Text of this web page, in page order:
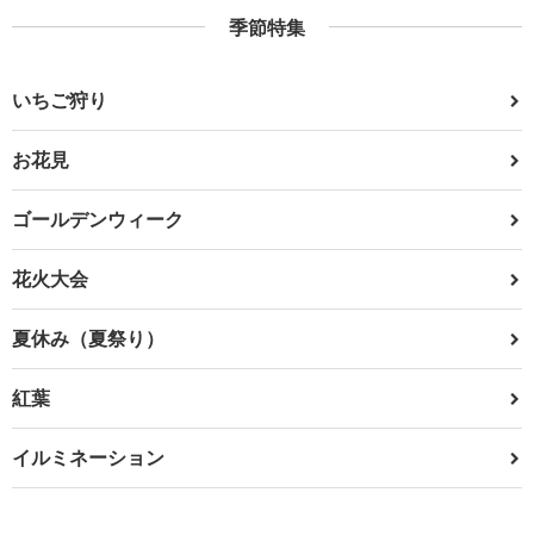
季節特集
いちご狩り
お花見
ゴールデンウィーク
花火大会
夏休み（夏祭り）
紅葉
イルミネーション